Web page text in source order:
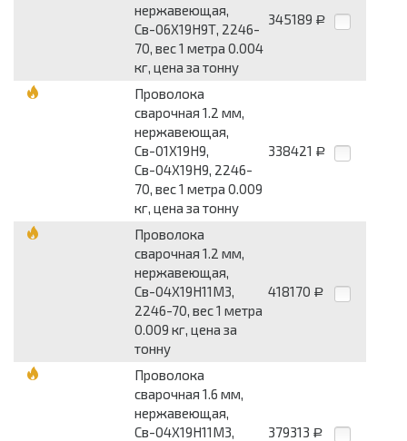
нержавеющая,
Св-06Х19Н9Т, 2246-
70, вес 1 метра 0.004
кг, цена за тонну
345189 Р
Проволока
сварочная 1.2 мм,
нержавеющая,
Св-01Х19Н9,
Св-04Х19Н9, 2246-
70, вес 1 метра 0.009
кг, цена за тонну
338421 Р
Проволока
сварочная 1.2 мм,
нержавеющая,
Св-04Х19Н11М3,
2246-70, вес 1 метра
0.009 кг, цена за
тонну
418170 Р
Проволока
сварочная 1.6 мм,
нержавеющая,
Св-04Х19Н11М3,
379313 Р